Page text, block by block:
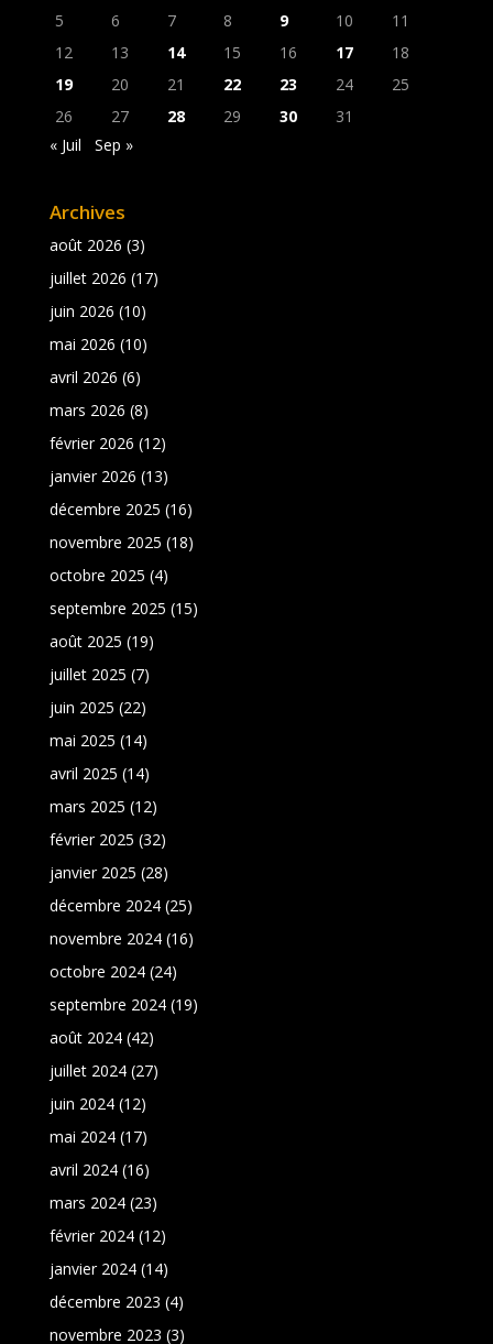
5
6 7 8 9 10
11
12
13 14 15 16 17
18
19
20 21 22 23 24
25
26
27 28 29 30
31
« Juil
Sep »
Archives
août 2026 (3)
juillet 2026 (17)
juin 2026 (10)
mai 2026 (10)
avril 2026 (6)
mars 2026 (8)
février 2026 (12)
janvier 2026 (13)
décembre 2025 (16)
novembre 2025 (18)
octobre 2025 (4)
septembre 2025 (15)
août 2025 (19)
juillet 2025 (7)
juin 2025 (22)
mai 2025 (14)
avril 2025 (14)
mars 2025 (12)
février 2025 (32)
janvier 2025 (28)
décembre 2024(25)
novembre 2024(16)
octobre 2024(24)
septembre 2024(19)
août 2024(42)
juillet 2024(27)
juin 2024(12)
mai 2024(17)
avril 2024(16)
mars 2024(23)
février 2024(12)
janvier 2024(14)
décembre 2023 (4)
novembre 2023 (3)